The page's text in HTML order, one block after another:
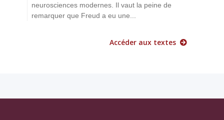
neurosciences modernes. Il vaut la peine de
remarquer que Freud a eu une...
Accéder aux textes